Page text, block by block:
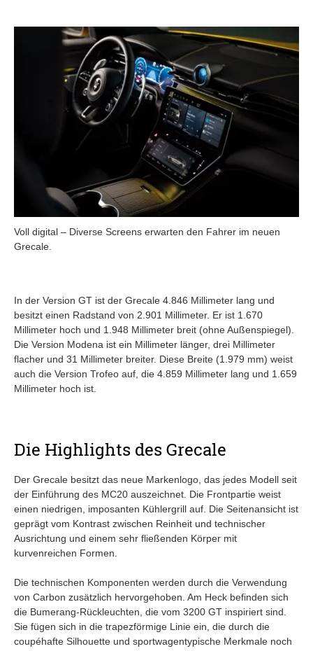
Voll digital – Diverse Screens erwarten den Fahrer im neuen
Grecale.
In der Version GT ist der Grecale 4.846 Millimeter lang und
besitzt einen Radstand von 2.901 Millimeter. Er ist 1.670
Millimeter hoch und 1.948 Millimeter breit (ohne Außenspiegel).
Die Version Modena ist ein Millimeter länger, drei Millimeter
flacher und 31 Millimeter breiter. Diese Breite (1.979 mm) weist
auch die Version Trofeo auf, die 4.859 Millimeter lang und 1.659
Millimeter hoch ist.
Die Highlights des Grecale
Der Grecale besitzt das neue Markenlogo, das jedes Modell seit
der Einführung des MC20 auszeichnet. Die Frontpartie weist
einen niedrigen, imposanten Kühlergrill auf. Die Seitenansicht ist
geprägt vom Kontrast zwischen Reinheit und technischer
Ausrichtung und einem sehr fließenden Körper mit
kurvenreichen Formen.
Die technischen Komponenten werden durch die Verwendung
von Carbon zusätzlich hervorgehoben. Am Heck befinden sich
die Bumerang-Rückleuchten, die vom 3200 GT inspiriert sind.
Sie fügen sich in die trapezförmige Linie ein, die durch die
coupéhafte Silhouette und sportwagentypische Merkmale noch